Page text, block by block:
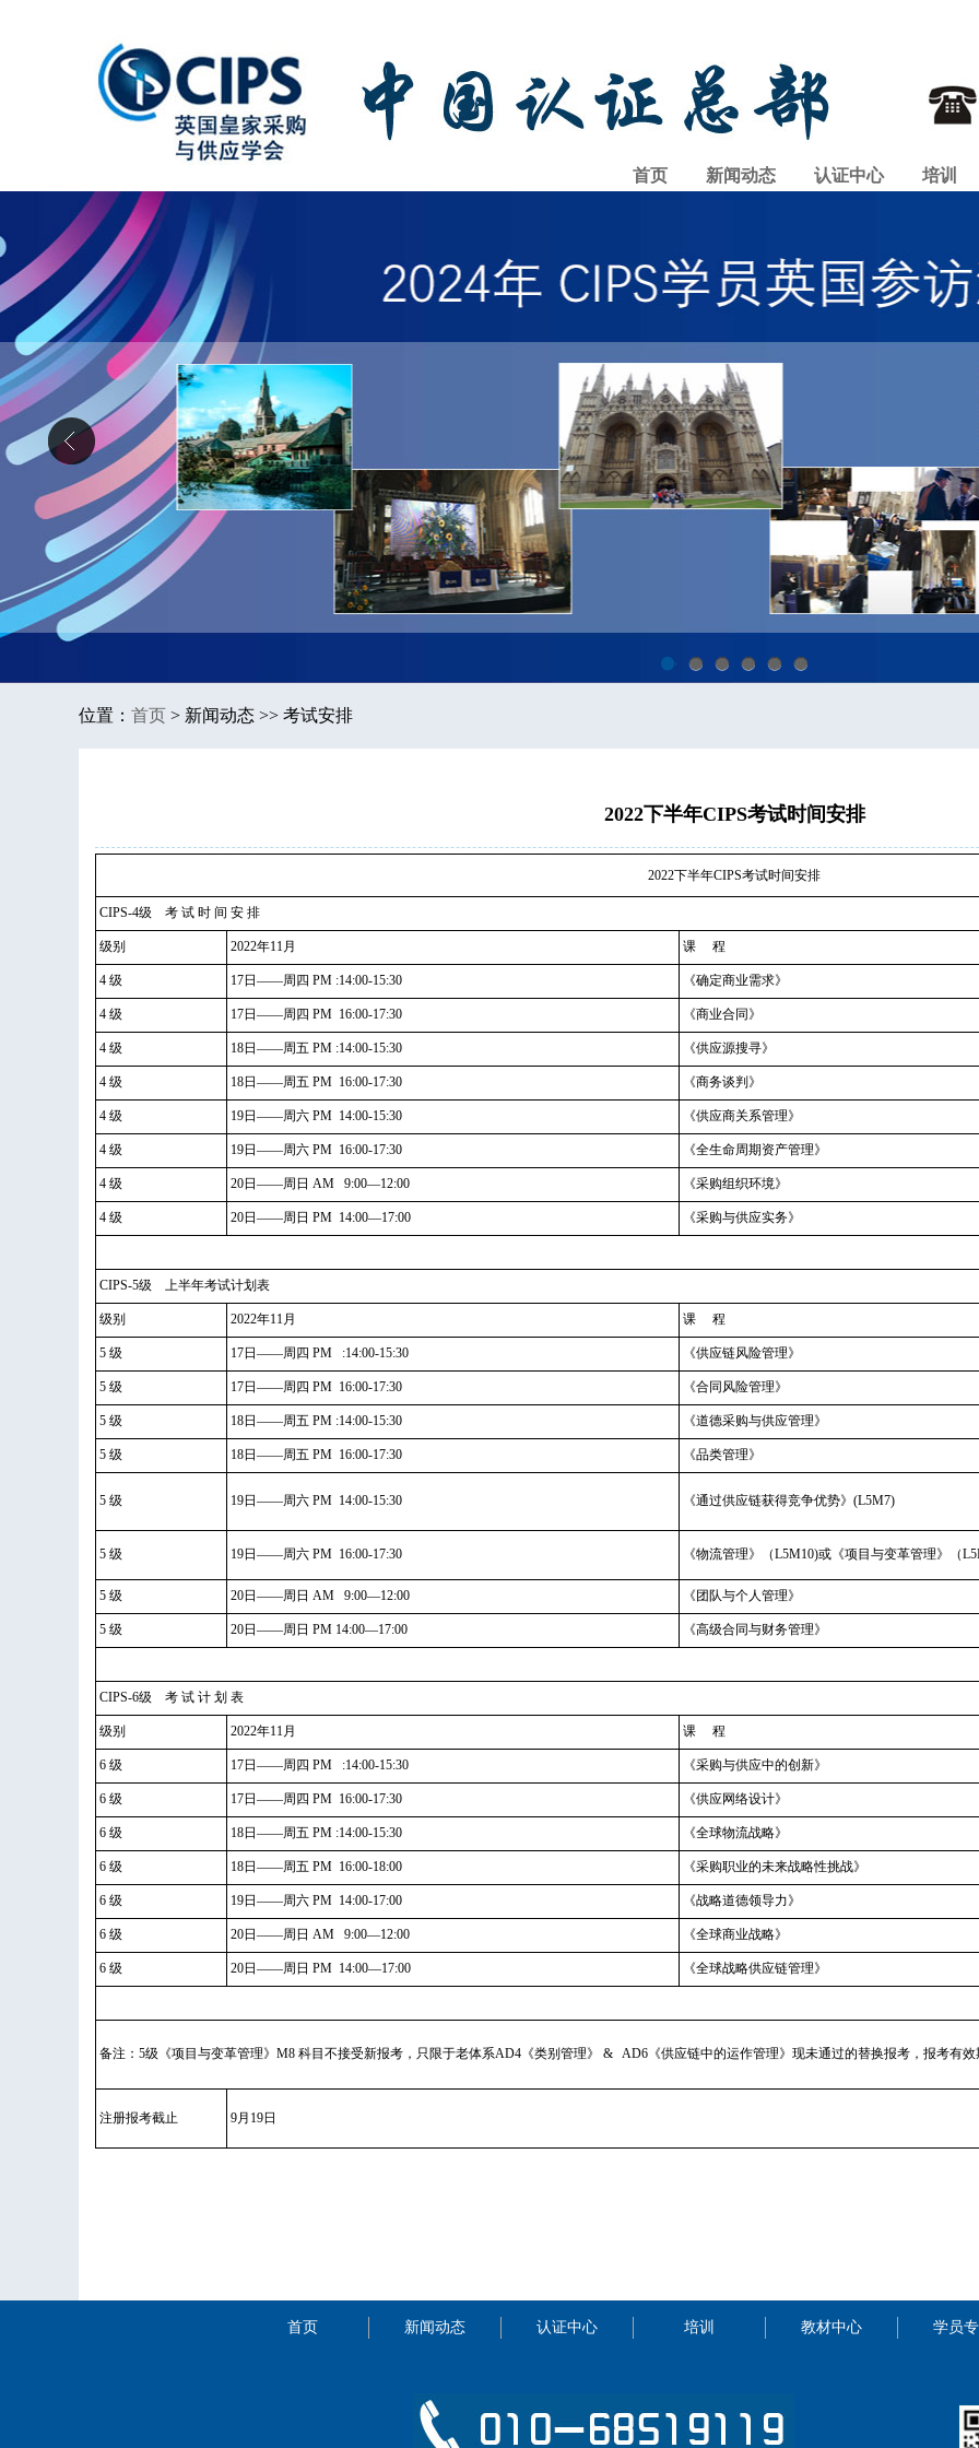
首页 新闻动态 认证中心 培训
1 2 3 4 5 6
位置： 首页 > 新闻动态 >> 考试安排
2022下半年CIPS考试时间安排
2022下半年CIPS考试时间安排
CIPS-4级 考 试 时 间 安 排
级别 2022年11月 课 程
4 级 17日——周四 PM :14:00-15:30 《确定商业需求》
4 级 17日——周四 PM 16:00-17:30 《商业合同》
4 级 18日——周五 PM :14:00-15:30 《供应源搜寻》
4 级 18日——周五 PM 16:00-17:30 《商务谈判》
4 级 19日——周六 PM 14:00-15:30 《供应商关系管理》
4 级 19日——周六 PM 16:00-17:30 《全生命周期资产管理》
4 级 20日——周日 AM 9:00—12:00 《采购组织环境》
4 级 20日——周日 PM 14:00—17:00 《采购与供应实务》
CIPS-5级 上半年考试计划表
级别 2022年11月 课 程
5 级 17日——周四 PM :14:00-15:30 《供应链风险管理》
5 级 17日——周四 PM 16:00-17:30 《合同风险管理》
5 级 18日——周五 PM :14:00-15:30 《道德采购与供应管理》
5 级 18日——周五 PM 16:00-17:30 《品类管理》
5 级 19日——周六 PM 14:00-15:30 《通过供应链获得竞争优势》(L5M7)
5 级 19日——周六 PM 16:00-17:30 《物流管理》（L5M10)或《项目与变革管理》（
5 级 20日——周日 AM 9:00—12:00 《团队与个人管理》
5 级 20日——周日 PM 14:00—17:00 《高级合同与财务管理》
CIPS-6级 考 试 计 划 表
级别 2022年11月 课 程
6 级 17日——周四 PM :14:00-15:30 《采购与供应中的创新》
6 级 17日——周四 PM 16:00-17:30 《供应网络设计》
6 级 18日——周五 PM :14:00-15:30 《全球物流战略》
6 级 18日——周五 PM 16:00-18:00 《采购职业的未来战略性挑战》
6 级 19日——周六 PM 14:00-17:00 《战略道德领导力》
6 级 20日——周日 AM 9:00—12:00 《全球商业战略》
6 级 20日——周日 PM 14:00—17:00 《全球战略供应链管理》
备注：5级《项目与变革管理》M8 科目不接受新报考，只限于老体系AD4《类别管理》 & AD6《供应链中的运作管理》现未通过的替换报考，报考有
注册报考截止 9月19日
首页 新闻动态 认证中心 培训 教材中心 学员